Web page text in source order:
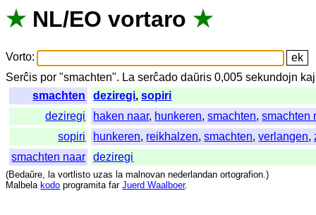
★ NL/EO vortaro ★
Vorto:
Serĉis por "smachten". La serĉado daŭris 0,005sekundojn kaj
smachten
deziregi,sopiri
deziregi
haken naar, hunkeren,smachten,smachten
sopiri
hunkeren, reikhalzen,smachten,verlangen,
smachten naar
deziregi
(Bedaŭre, la vortlisto uzas la malnovan nederlandan ortografion.)
Malbela kodo programita far Juerd Waalboer.